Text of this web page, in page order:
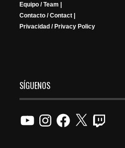
Equipo / Team |
Contacto / Contact |
Privacidad / Privacy Policy
SÍGUENOS
YouTubeInstagramFacebook
X Twitch